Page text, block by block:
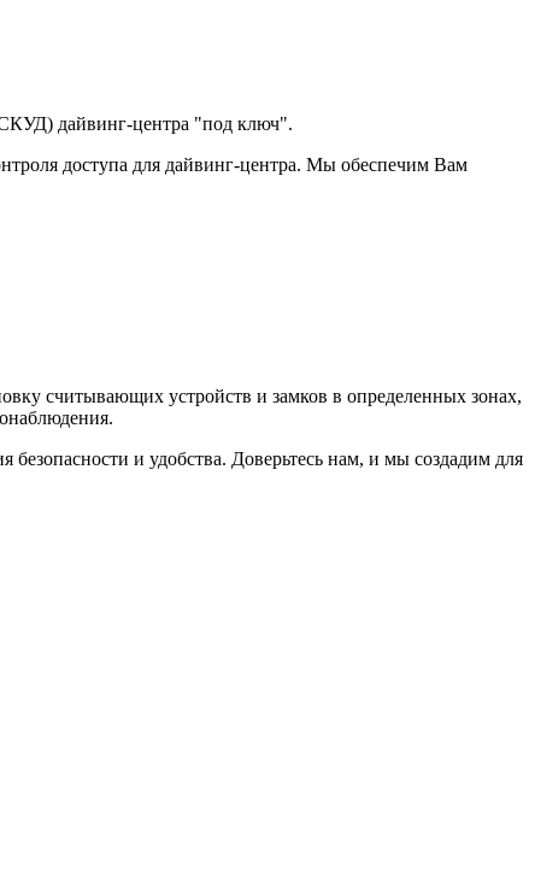
дайвинг-центра "под ключ".
доступа для дайвинг-центра. Мы обеспечим Вам
считывающих устройств и замков в определенных зонах,
и удобства. Доверьтесь нам, и мы создадим для